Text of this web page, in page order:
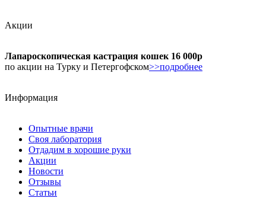
Акции
Лапароскопическая кастрация кошек 16 000р
по акции на Турку и Петергофском>>подробнее
Информация
Опытные врачи
Своя лаборатория
Отдадим в хорошие руки
Акции
Новости
Отзывы
Статьи